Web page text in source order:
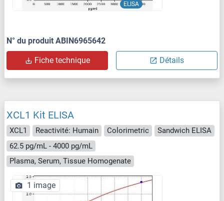
ELISA
N° du produit ABIN6965642
Fiche technique Détails
XCL1 Kit ELISA
XCL1 Reactivité: Humain Colorimetric
Sandwich ELISA
62.5 pg/mL - 4000 pg/mL
Plasma, Serum, Tissue Homogenate
1 image